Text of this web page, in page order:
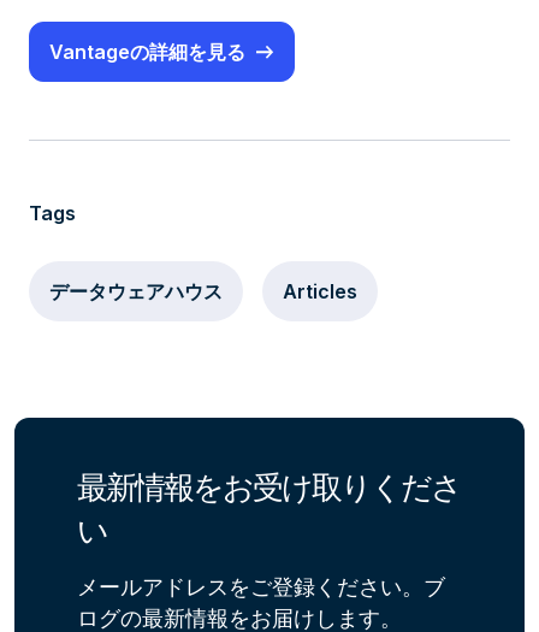
Vantageの詳細を見る
Tags
データウェアハウス Articles
最新情報をお受け取りくださ
い
メールアドレスをご登録ください。ブ
ログの最新情報をお届けします。